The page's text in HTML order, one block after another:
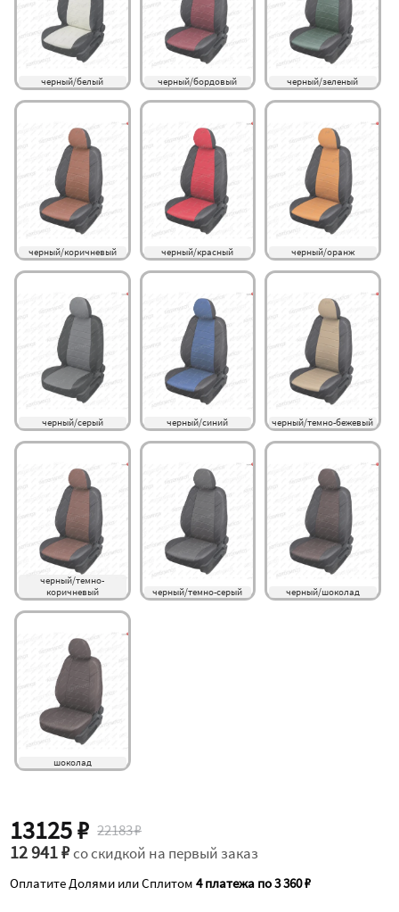
черный/белый черный/бордовый черный/зеленый
черный/коричневый черный/красный черный/оранж
черный/серый черный/синий черный/темно-бежевый
черный/темно-
коричневый
черный/темно-серый черный/шоколад
шоколад
13125 ₽ 22183 ₽
12 941 ₽со скидкой на первый заказ
Оплатите Долями или Сплитом4 платежа по 3 360 ₽